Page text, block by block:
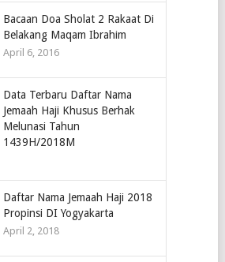
Bacaan Doa Sholat 2 Rakaat Di
Belakang Maqam Ibrahim
April 6, 2016
Data Terbaru Daftar Nama
Jemaah Haji Khusus Berhak
Melunasi Tahun
1439H/2018M
Daftar Nama Jemaah Haji 2018
Propinsi DI Yogyakarta
April 2, 2018